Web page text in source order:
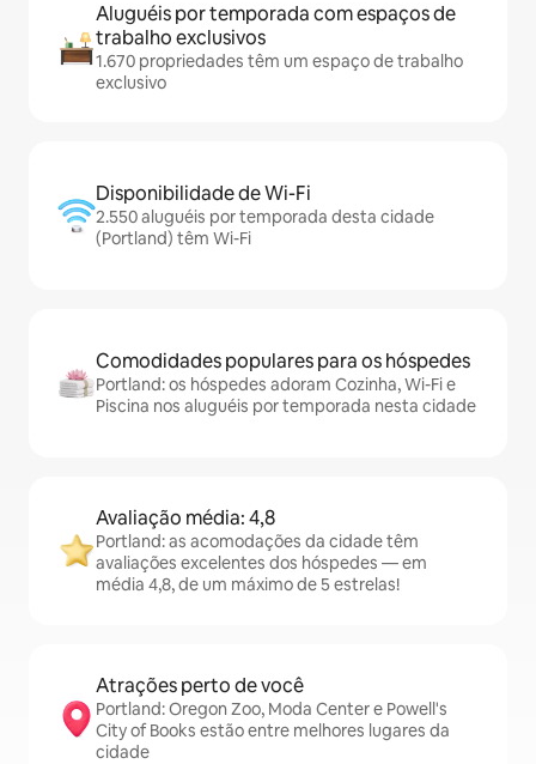
Aluguéis por temporada com espaços de
trabalho exclusivos
1.670 propriedades têm um espaço de trabalho
exclusivo
Disponibilidade de Wi-Fi
2.550 aluguéis por temporada desta cidade
(Portland) têm Wi-Fi
Comodidades populares para os hóspedes
Portland: os hóspedes adoram Cozinha, Wi-Fi e
Piscina nos aluguéis por temporada nesta cidade
Avaliação média: 4,8
Portland: as acomodações da cidade têm
avaliações excelentes dos hóspedes — em
média 4,8, de um máximo de 5 estrelas!
Atrações perto de você
Portland: Oregon Zoo, Moda Center e Powell's
City of Books estão entre melhores lugares da
cidade